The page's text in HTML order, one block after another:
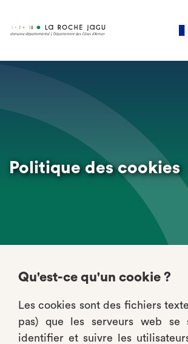
principal
Politique des cookies
Qu'est-ce qu'un cookie ?
Les cookies sont des fichiers
pas) que les serveurs web se
identifier et suivre les